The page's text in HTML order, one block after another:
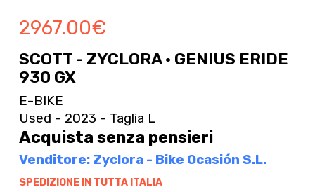
2967.00€
SCOTT - ZYCLORA · GENIUS ERIDE
930 GX
E-BIKE
Used - 2023 - Taglia L
Acquista senza pensieri
Venditore: Zyclora - Bike Ocasión S.L.
SPEDIZIONE IN TUTTA ITALIA